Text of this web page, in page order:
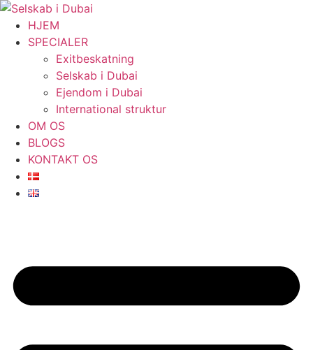
Videre
indhold
HJEM
SPECIALER
Exitbeskatning
Selskab i Dubai
Ejendom i Dubai
International struktur
OM OS
BLOGS
KONTAKT OS